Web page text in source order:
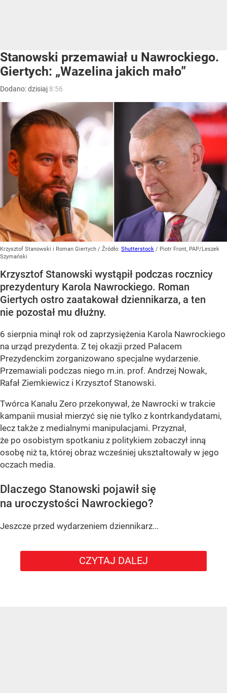
Stanowski przemawiał u Nawrockiego.
Giertych: „Wazelina jakich mało”
Dodano:dzisiaj 8:56
Krzysztof Stanowski i Roman Giertych / Źródło: Shutterstock / Piotr Front, PAP/Leszek
Szymański
Krzysztof Stanowski wystąpił podczas rocznicy
prezydentury Karola Nawrockiego. Roman
Giertych ostro zaatakował dziennikarza, a ten
nie pozostał mu dłużny.
6 sierpnia minął rok od zaprzysiężenia Karola Nawrockiego
na urząd prezydenta. Z tej okazji przed Pałacem
Prezydenckim zorganizowano specjalne wydarzenie.
Przemawiali podczas niego m.in. prof. Andrzej Nowak,
Rafał Ziemkiewicz i Krzysztof Stanowski.
Twórca Kanału Zero przekonywał, że Nawrocki w trakcie
kampanii musiał mierzyć się nie tylko z kontrkandydatami,
lecz także z medialnymi manipulacjami. Przyznał,
że po osobistym spotkaniu z politykiem zobaczył inną
osobę niż ta, której obraz wcześniej ukształtowały w jego
oczach media.
Dlaczego Stanowski pojawił się
na uroczystości Nawrockiego?
Jeszcze przed wydarzeniem dziennikarz...
CZYTAJ DALEJ